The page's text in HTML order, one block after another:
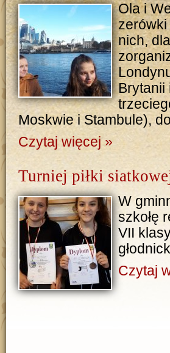
Ola i
zerówki
nich,
Brytanii
Moskwie i Stambule),
Czytaj więcej »
Turniej piłki
W
szkołę
VII
Czytaj